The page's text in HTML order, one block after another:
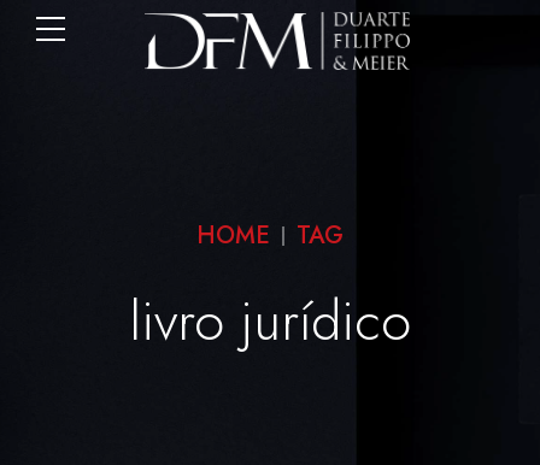
HOME TAG
livro jurídico